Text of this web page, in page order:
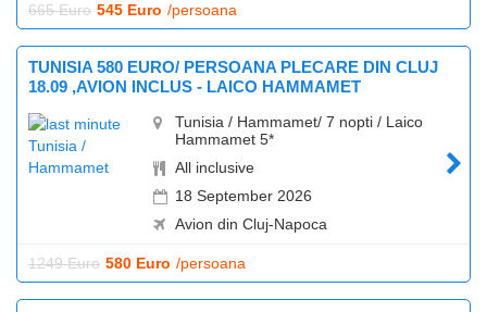
665 Euro 545 Euro /persoana
TUNISIA 580 EURO/ PERSOANA PLECARE DIN CLUJ
18.09 ,AVION INCLUS - LAICO HAMMAMET
Tunisia / Hammamet/ 7 nopti / Laico
Hammamet 5*
All inclusive
18 September 2026
Avion din Cluj-Napoca
1249 Euro 580 Euro /persoana